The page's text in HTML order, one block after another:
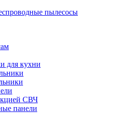
пылесосы
для кухни
СВЧ
панели